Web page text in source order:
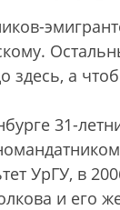
здесь, а
31-
УрГУ, в
и его